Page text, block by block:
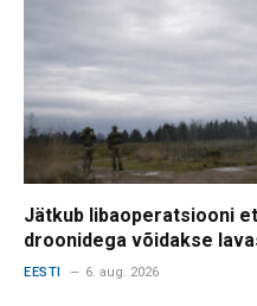
Jätkub libaoperatsiooni
droonidega võidakse
EESTI 6. aug. 2026